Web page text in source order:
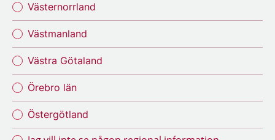
Västernorrland
Västmanland
Västra Götaland
Örebro län
Östergötland